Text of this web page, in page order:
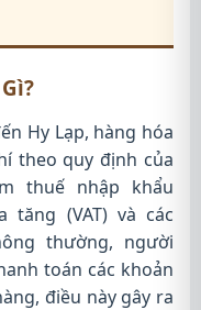
Hy Lạp, hàng hóa
theo quy định của
thuế nhập khẩu
(VAT) và các
thường, người
toán các khoản
điều này gây ra